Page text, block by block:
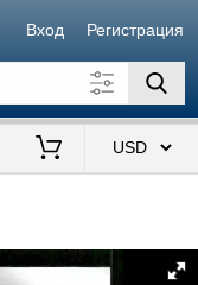
Вход Регистрация